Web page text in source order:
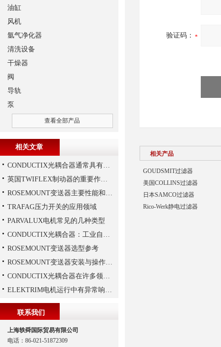
验证码：
相关产品
GOUDSMIT过滤器
美国COLLINS过滤器
日本SAMCO过滤器
Rico-Werk静电过滤器
油缸
风机
氩气净化器
清洗设备
干燥器
阀
导轨
泵
查看全部产品
相关文章
CONDUCTIX光耦合器通常具有多种封装形式
英国TWIFLEX制动器的重要作用是什么？
ROSEMOUNT变送器主要性能和结构
TRAFAG压力开关的应用领域
PARVALUX电机常见的几种类型
CONDUCTIX光耦合器：工业自动化的“安全信使”
ROSEMOUNT变送器选型参考
ROSEMOUNT变送器安装与操作步骤
CONDUCTIX光耦合器在许多领域都得到了广泛的应用
ELEKTRIM电机运行中有异常响声是什么原因？
联系我们
上海轶舜国际贸易有限公司
电话：86-021-51872309